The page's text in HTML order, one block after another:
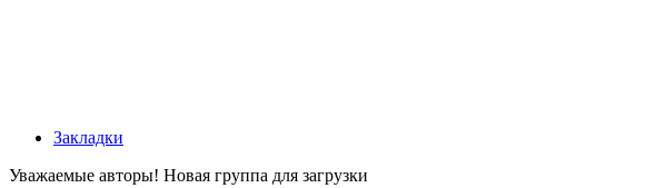
Закладки
Уважаемые авторы! Новая группа для загрузки